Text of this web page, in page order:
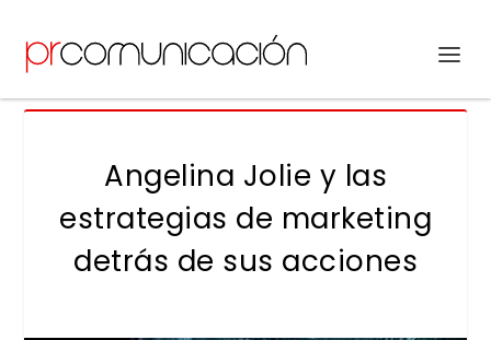
Angelina Jolie y las
estrategias de marketing
detrás de sus acciones